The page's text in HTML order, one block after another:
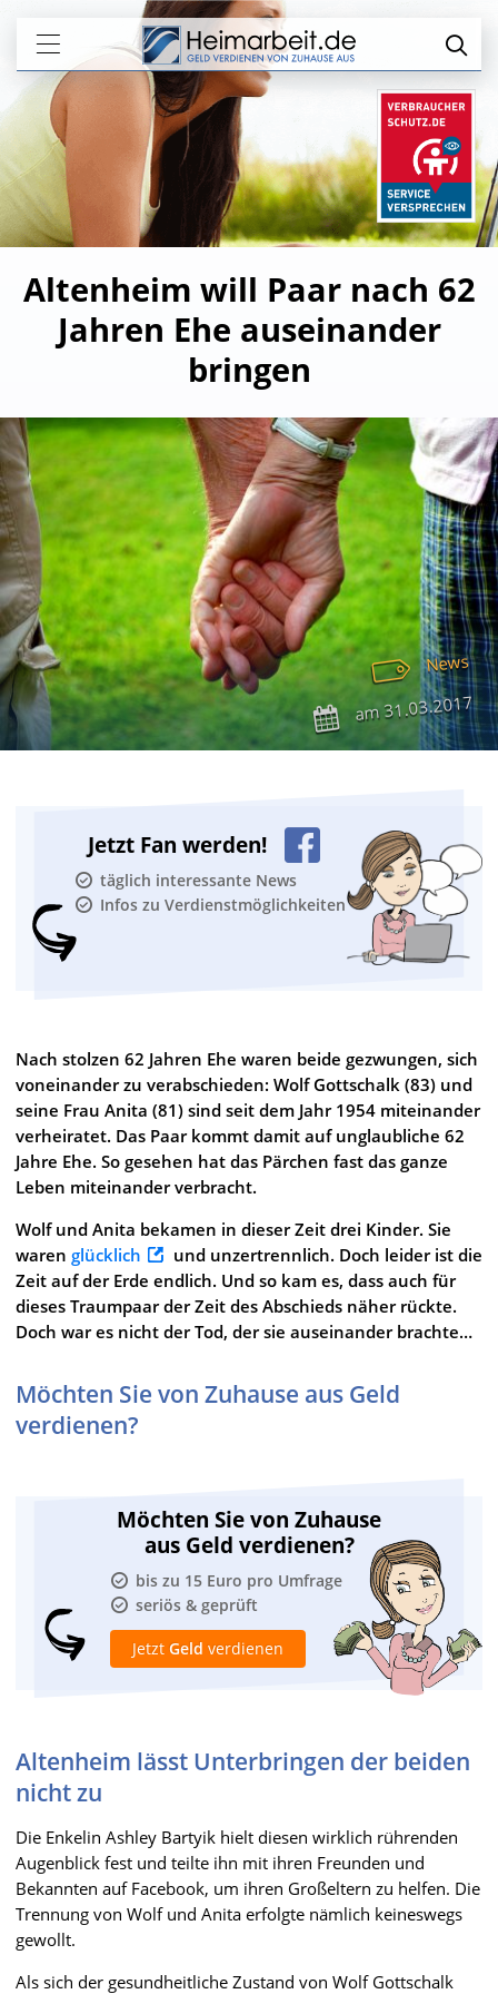
Altenheim will Paar nach 62
Jahren Ehe auseinander
bringen
News
am31.03.2017
Jetzt Fan werden!
täglich interessante News
Infos zu Verdienstmöglichkeiten
Nach stolzen 62 Jahren Ehe waren beide gezwungen, sich
voneinander zu verabschieden: Wolf Gottschalk (83) und
seine Frau Anita (81) sind seit dem Jahr 1954 miteinander
verheiratet. Das Paar kommt damit auf unglaubliche 62
Jahre Ehe. So gesehen hat das Pärchen fast das ganze
Leben miteinander verbracht.
Wolf und Anita bekamen in dieser Zeit drei Kinder. Sie
waren glücklich
und unzertrennlich. Doch leider ist die
Zeit auf der Erde endlich. Und so kam es, dass auch für
dieses Traumpaar der Zeit des Abschieds näher rückte.
Doch war es nicht der Tod, der sie auseinander brachte…
Möchten Sie von Zuhause aus Geld
verdienen?
Möchten Sie von Zuhause
aus Geld verdienen?
bis zu 15 Euro pro Umfrage
seriös & geprüft
Jetzt Geld verdienen
Altenheim lässt Unterbringen der beiden
nicht zu
Die Enkelin Ashley Bartyik hielt diesen wirklich rührenden
Augenblick fest und teilte ihn mit ihren Freunden und
Bekannten auf Facebook, um ihren Großeltern zu helfen. Die
Trennung von Wolf und Anita erfolgte nämlich keineswegs
gewollt.
Als sich der gesundheitliche Zustand von Wolf Gottschalk